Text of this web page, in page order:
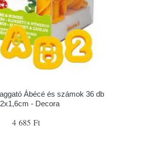
Ábécé és számok 36 db
2x1,6cm - Decora
4 685 Ft